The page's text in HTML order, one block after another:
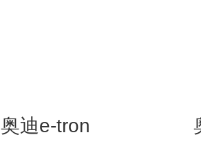
奥迪e-tron